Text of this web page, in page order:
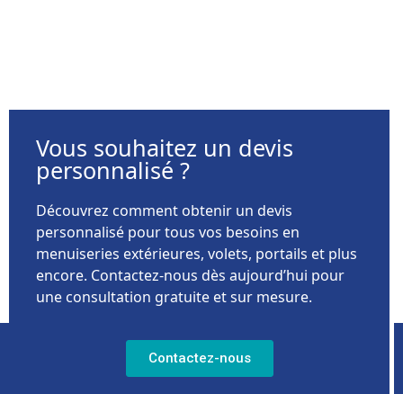
Vous souhaitez un devis
personnalisé ?
Découvrez comment obtenir un devis
personnalisé pour tous vos besoins en
menuiseries extérieures, volets, portails et plus
encore. Contactez-nous dès aujourd’hui pour
une consultation gratuite et sur mesure.
Contactez-nous